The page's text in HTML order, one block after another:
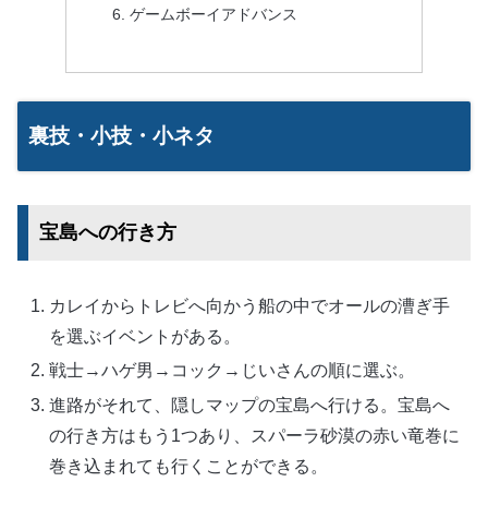
ゲームボーイアドバンス
裏技・小技・小ネタ
宝島への行き方
カレイからトレビへ向かう船の中でオールの漕ぎ手
を選ぶイベントがある。
戦士→ハゲ男→コック→じいさんの順に選ぶ。
進路がそれて、隠しマップの宝島へ行ける。宝島へ
の行き方はもう1つあり、スパーラ砂漠の赤い竜巻に
巻き込まれても行くことができる。